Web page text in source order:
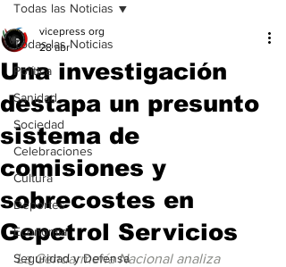
Todas las Noticias
Política
Sanidad
Sociedad
Celebraciones
Cultura
Deportes
Economia
Seguridad y Defensa
Todas las Noticias
Una investigación
destapa un presunto
sistema de
comisiones y
sobrecostes en
Gepetrol Servicios
vicepress org
28 abr
La Gendarmería Nacional analiza